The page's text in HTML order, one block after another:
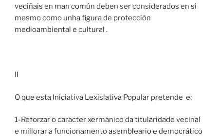
veciñais en man común deben ser considerados en si
mesmo como unha figura de protección
medioambiental e cultural .
O que esta Iniciativa Lexislativa Popular pretende e:
1-Reforzar o carácter xermánico da titularidade veciñal
e millorar a funcionamento asembleario e democrático